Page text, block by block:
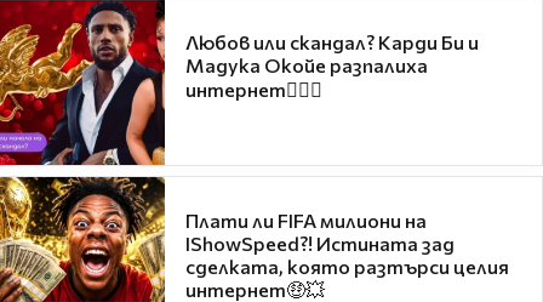
Любов или скандал? Карди Би и
Мадука Окойе разпалиха
интернет❤️‍🔥🔥
Плати ли FIFA милиони на
IShowSpeed?! Истината зад
сделката, която разтърси целия
интернет🤑💥